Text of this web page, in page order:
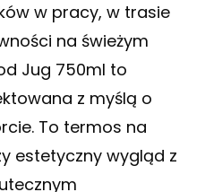
w pracy, w trasie
na świeżym
Jug 750ml to
z myślą o
To termos na
estetyczny wygląd z